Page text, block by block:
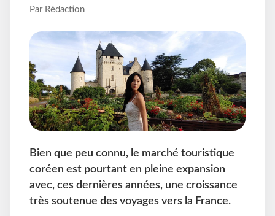
Par Rédaction
Bien que peu connu, le marché touristique
coréen est pourtant en pleine expansion
avec, ces dernières années, une croissance
très soutenue des voyages vers la France.